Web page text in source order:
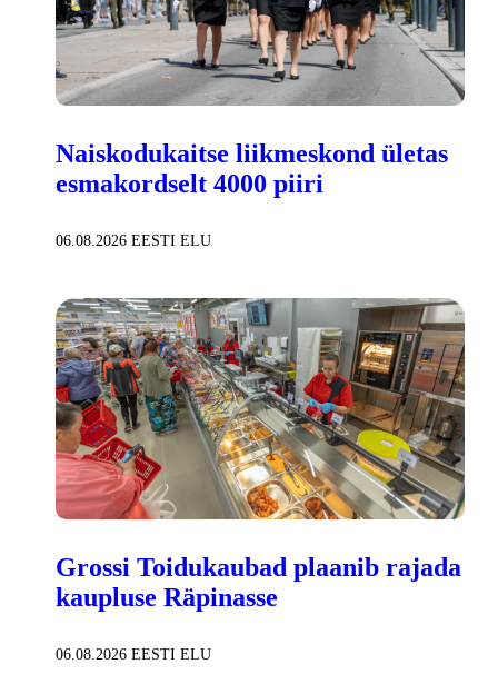
Naiskodukaitse liikmeskond ületas
esmakordselt 4000 piiri
06.08.2026 EESTI ELU
Grossi Toidukaubad plaanib rajada
kaupluse Räpinasse
06.08.2026 EESTI ELU